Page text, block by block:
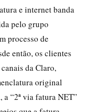
e internet banda
pelo grupo
processo de
então, os clientes
da Claro,
original
“2ª via fatura NET”